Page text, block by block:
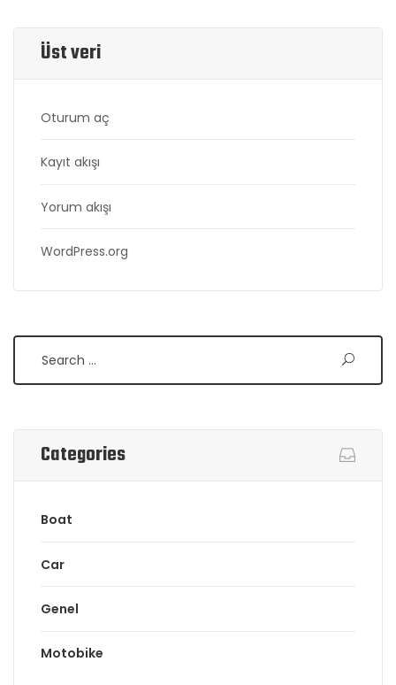
Üst veri
Oturum aç
Kayıt akışı
Yorum akışı
WordPress.org
Categories
Boat
Car
Genel
Motobike